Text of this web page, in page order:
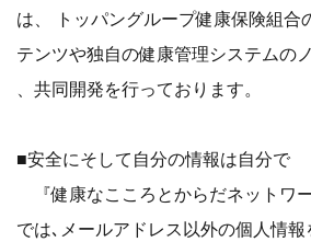
は、 トッパングループ健康保険組合
テンツや独自の健康管理システムの
、共同開発を行っております。
■安全にそして自分の情報は自分で
『健康なこころとからだネットワ
では､メールアドレス以外の個人情報